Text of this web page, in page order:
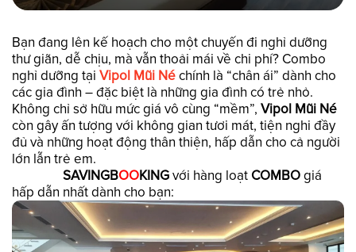
Bạn đang lên kế hoạch cho một chuyến đi nghỉ dưỡng
thư giãn, dễ chịu, mà vẫn thoải mái về chi phí? Combo
nghỉ dưỡng tại Vipol Mũi Néchính là “chân ái” dành cho
các gia đình – đặc biệt là những gia đình có trẻ nhỏ.
Không chỉ sở hữu mức giá vô cùng “mềm”, Vipol Mũi Né
còn gây ấn tượng với không gian tươi mát, tiện nghi đầy
đủ và những hoạt động thân thiện, hấp dẫn cho cả người
lớn lẫn trẻ em.
SAVINGBOOKINGvới hàng loạt COMBOgiá
hấp dẫn nhất dành cho bạn: